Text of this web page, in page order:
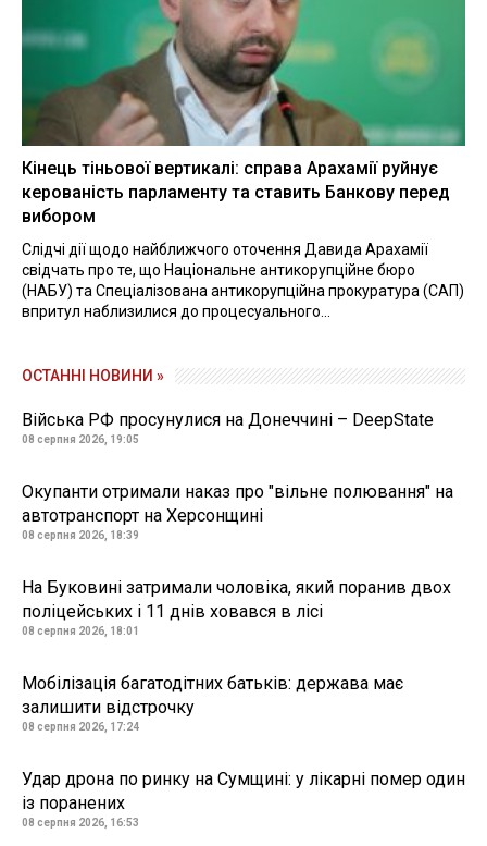
Кінець тіньової вертикалі: справа Арахамії руйнує
керованість парламенту та ставить Банкову перед
вибором
Слідчі дії щодо найближчого оточення Давида Арахамії
свідчать про те, що Національне антикорупційне бюро
(НАБУ) та Спеціалізована антикорупційна прокуратура (САП)
впритул наблизилися до процесуального...
ОСТАННІ НОВИНИ »
Війська РФ просунулися на Донеччині – DeepState
08 серпня 2026, 19:05
Окупанти отримали наказ про "вільне полювання" на
автотранспорт на Херсонщині
08 серпня 2026, 18:39
На Буковині затримали чоловіка, який поранив двох
поліцейських і 11 днів ховався в лісі
08 серпня 2026, 18:01
Мобілізація багатодітних батьків: держава має
залишити відстрочку
08 серпня 2026, 17:24
Удар дрона по ринку на Сумщині: у лікарні помер один
із поранених
08 серпня 2026, 16:53